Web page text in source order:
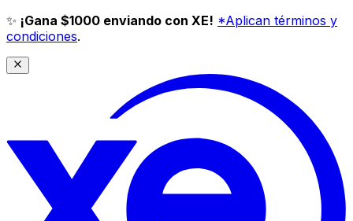
✨ ¡Gana $1000 enviando con XE! *Aplican términos y
condiciones.